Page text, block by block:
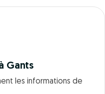
Gants
les informations de